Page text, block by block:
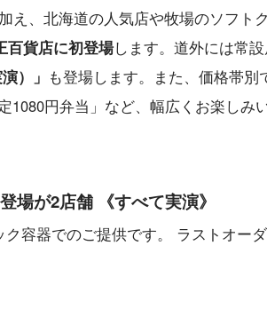
え、北海道の人気店や牧場のソフト
百貨店に初登場します。道外には常
）」 も登場します。また、価格帯別
1080円弁当」など、幅広くお楽しみ
場が2店舗 《すべて実演》
容器でのご提供です。 ラストオー